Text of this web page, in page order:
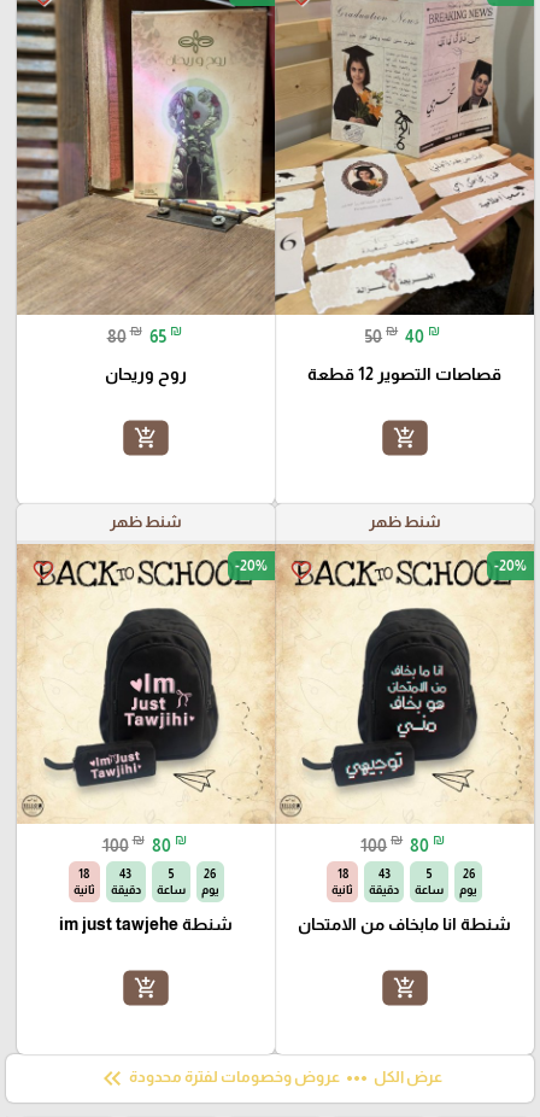
50 ₪ 40 ₪
قصاصات التصوير 12 قطعة
add_shopping_cart
80 ₪ 65 ₪
روح وريحان
add_shopping_cart
شنط ظهر
favorite_border -20%
100 ₪ 80 ₪
26
يوم
5
ساعة
43
دقيقة
17
ثانية
شنطة انا مابخاف من الامتحان
add_shopping_cart
شنط ظهر
favorite_border -20%
100 ₪ 80 ₪
26
يوم
5
ساعة
43
دقيقة
17
ثانية
شنطة im just tawjehe
add_shopping_cart
عرض الكل more_horiz عروض وخصومات لفترة محدودة keyboard_double_arrow_left